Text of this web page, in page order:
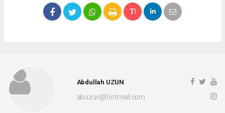
Abdullah UZUN
abuzun@hotmail.com